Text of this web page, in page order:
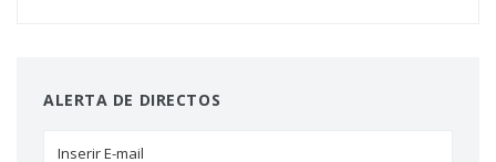
ALERTA DE DIRECTOS